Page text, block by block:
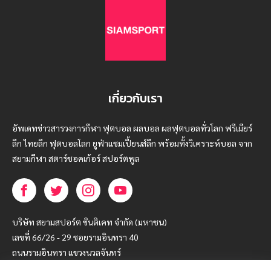
เกี่ยวกับเรา
อัพเดทข่าวสารวงการกีฬา ฟุตบอล ผลบอล ผลฟุตบอลทั่วโลก ฟรีเมียร์
ลีก ไทยลีก ฟุตบอลโลก ยูฟ่าแซมเปี้ยนส์ลีก พร้อมทั้งวิเคราะห์บอล จาก
สยามกีฬา สตาร์ชอคเก้อร์ สปอร์ตพูล
บริษัท สยามสปอร์ต ซินติเคท จำกัด (มหาชน)
เลขที่ 66/26 - 29 ซอยรามอินทรา 40
ถนนรามอินทรา แขวงนวลจันทร์